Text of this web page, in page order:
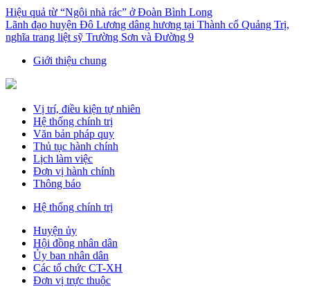
Hiệu quả từ “Ngôi nhà rác” ở Đoàn Bình Long
Lãnh đạo huyện Đô Lương dâng hương tại Thành cổ Quảng Trị,
nghĩa trang liệt sỹ Trường Sơn và Đường 9
Giới thiệu chung
Vị trí, điều kiện tự nhiên
Hệ thống chính trị
Văn bản pháp quy
Thủ tục hành chính
Lịch làm việc
Đơn vị hành chính
Thông báo
Hệ thống chính trị
Huyện ủy
Hội đồng nhân dân
Ủy ban nhân dân
Các tổ chức CT-XH
Đơn vị trực thuộc